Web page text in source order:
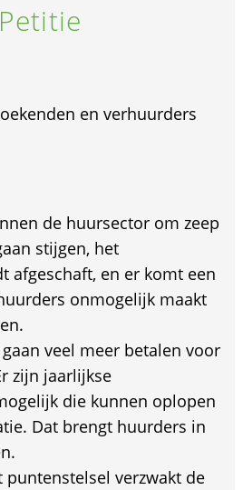
Petitie
en verhuurders
de huursector om zeep
stijgen, het
afgeschaft, en er komt een
onmogelijk maakt
gaan veel meer betalen voor
zijn jaarlijkse
die kunnen oplopen
Dat brengt huurders in
puntenstelsel verzwakt de